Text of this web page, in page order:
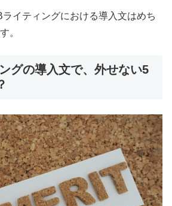
イティングにおける導入文はめち
。
グの導入文で、外せない5